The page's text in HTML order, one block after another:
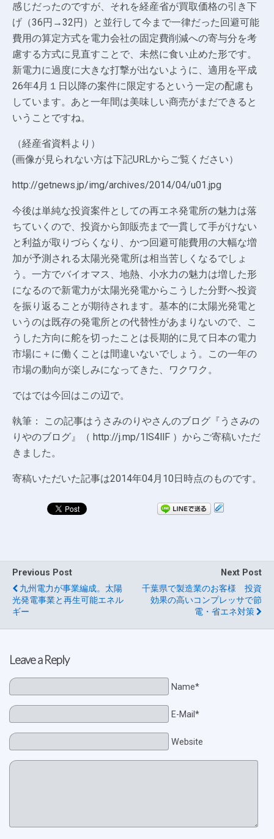
感じだったのですが、それを経産省が買取価格の引き下
げ（36円→32円）と並行して今まで一律だった回避可能
費用の算定方式を電力会社の固定費削減への寄与分を考
慮する方式に見直すことで、未然に食い止めた形です。
新電力に過度に大きな打撃が出ないように、適用を平成
26年4月１日以降の案件に限定するという一定の配慮も
しています。あと一年間は美味しい商売がまだできると
いうことですね。
（経産省資料より）
(画像が見られない方は下記URLからご覧ください）
http://getnews.jp/img/archives/2014/04/u01.jpg
今後は単純な投資案件としての再エネ発電所の魅力は落
ちていくので、投資から卸販売まで一貫して手がけない
と利益が取りづらくなり、かつ回避可能費用の大幅な増
加が予測される太陽光発電所は相当苦しくなるでしょ
う。一方でバイオマス、地熱、小水力の魅力は増した形
になるので新電力が太陽光発電からこうした分野へ投資
を振り返ることが期待されます。基本的に太陽光発電と
いうのは既存の発電所との代替性があまりないので、こ
うした方向に舵を切ったことは長期的に見て日本の電力
市場に＋に働くことは間違いないでしょう。この一年の
市場の動向が楽しみになってきた、ワクワク。
ではでは今回はこの辺で。
執筆： この記事はうさみのりやさんのブログ『うさみの
りやのブログ』（ http://j.mp/1lS4llF ）からご寄稿いただ
きました。
寄稿いただいた記事は2014年04月10日時点のものです。
Previous Post
九州電力が事業編成。太陽
光発電事業と再生可能エネル
ギー
Next Post
千葉県で製造業のお客様 投資
効果の高いコンプレッサで節
電・省エネ対策
Leave a Reply
Name*
E-Mail*
Website